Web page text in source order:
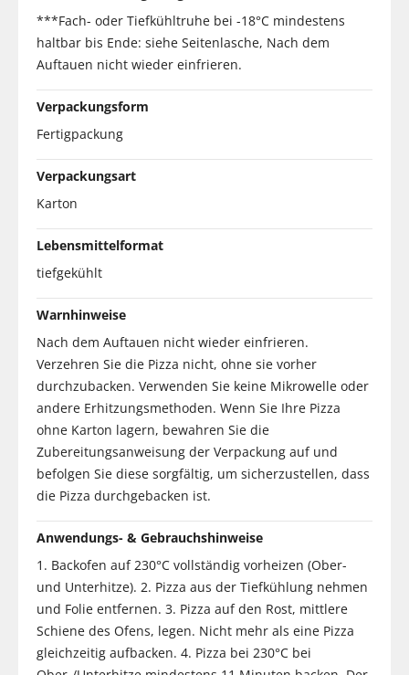
***Fach- oder Tiefkühltruhe bei -18°C mindestens
haltbar bis Ende: siehe Seitenlasche, Nach dem
Auftauen nicht wieder einfrieren.
Verpackungsform
Fertigpackung
Verpackungsart
Karton
Lebensmittelformat
tiefgekühlt
Warnhinweise
Nach dem Auftauen nicht wieder einfrieren.
Verzehren Sie die Pizza nicht, ohne sie vorher
durchzubacken. Verwenden Sie keine Mikrowelle oder
andere Erhitzungsmethoden. Wenn Sie Ihre Pizza
ohne Karton lagern, bewahren Sie die
Zubereitungsanweisung der Verpackung auf und
befolgen Sie diese sorgfältig, um sicherzustellen, dass
die Pizza durchgebacken ist.
Anwendungs- & Gebrauchshinweise
1. Backofen auf 230°C vollständig vorheizen (Ober-
und Unterhitze). 2. Pizza aus der Tiefkühlung nehmen
und Folie entfernen. 3. Pizza auf den Rost, mittlere
Schiene des Ofens, legen. Nicht mehr als eine Pizza
gleichzeitig aufbacken. 4. Pizza bei 230°C bei